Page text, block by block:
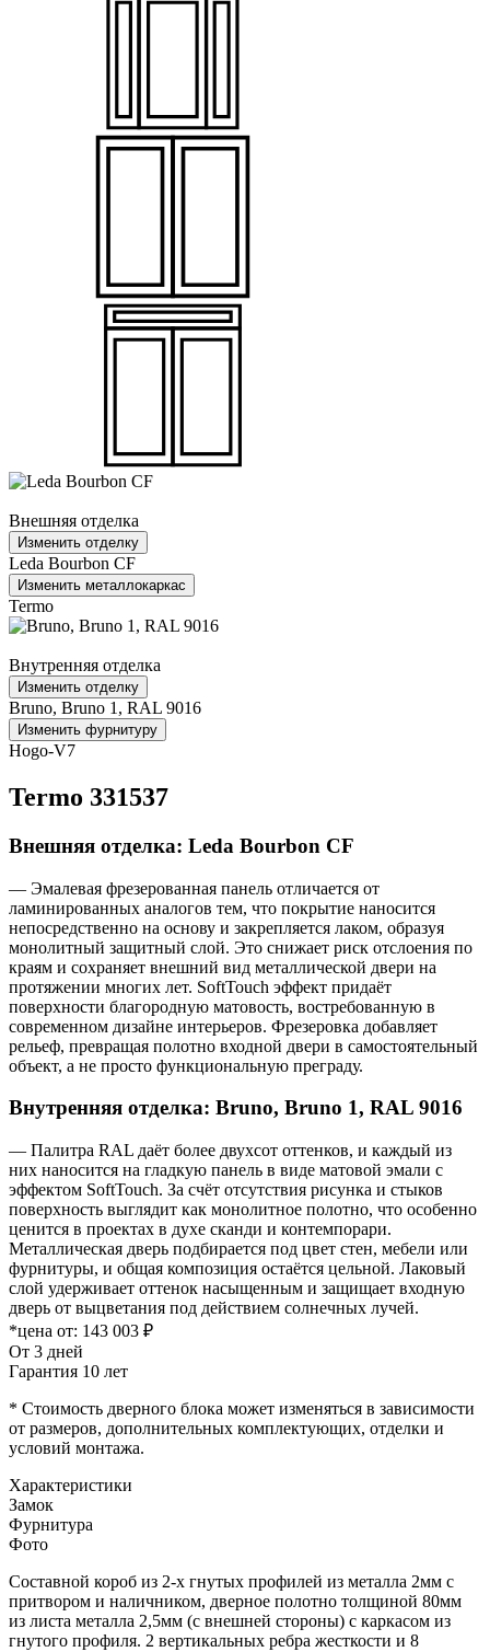
Внешняя отделка
Изменить отделку
Leda Bourbon CF
Изменить металлокаркас
Termo
Внутренняя отделка
Изменить отделку
Bruno, Bruno 1, RAL 9016
Изменить фурнитуру
Hogo-V7
Termo 331537
Внешняя отделка: Leda Bourbon CF
— Эмалевая фрезерованная панель отличается от
ламинированных аналогов тем, что покрытие наносится
непосредственно на основу и закрепляется лаком, образуя
монолитный защитный слой. Это снижает риск отслоения по
краям и сохраняет внешний вид металлической двери на
протяжении многих лет. SoftTouch эффект придаёт
поверхности благородную матовость, востребованную в
современном дизайне интерьеров. Фрезеровка добавляет
рельеф, превращая полотно входной двери в самостоятельный
объект, а не просто функциональную преграду.
Внутренняя отделка: Bruno, Bruno 1, RAL 9016
— Палитра RAL даёт более двухсот оттенков, и каждый из
них наносится на гладкую панель в виде матовой эмали с
эффектом SoftTouch. За счёт отсутствия рисунка и стыков
поверхность выглядит как монолитное полотно, что особенно
ценится в проектах в духе сканди и контемпорари.
Металлическая дверь подбирается под цвет стен, мебели или
фурнитуры, и общая композиция остаётся цельной. Лаковый
слой удерживает оттенок насыщенным и защищает входную
дверь от выцветания под действием солнечных лучей.
*цена от: 143 003 ₽
От 3 дней
Гарантия 10 лет
* Стоимость дверного блока может изменяться в зависимости
от размеров, дополнительных комплектующих, отделки и
условий монтажа.
Характеристики
Замок
Фурнитура
Фото
Составной короб из 2-х гнутых профилей из металла 2мм с
притвором и наличником, дверное полотно толщиной 80мм
из листа металла 2,5мм (с внешней стороны) c каркасом из
гнутого профиля. 2 вертикальных ребра жесткости и 8